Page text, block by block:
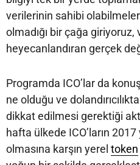
verilerinin sahibi
olmadığı bir çağa giriyoruz,
heyecanlandıran gerçek
Programda ICO’lar da
ne olduğu ve
dikkat edilmesi gerektiği
hafta ülkede ICO’ların 2017
olmasına karşın yerel token